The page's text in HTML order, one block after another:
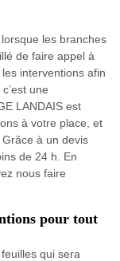
les branches
de faire appel à
interventions afin
une
LANDAIS est
à votre place, et
à un devis
de 24 h. En
nous faire
pour tout
qui sera